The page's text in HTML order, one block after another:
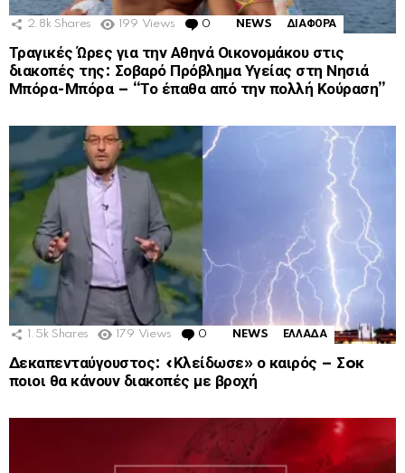
2.8k Shares 199 Views 0 Comments
NEWS ΔΙΑΦΟΡΑ
Τραγικές Ώρες για την Αθηνά Οικονομάκου στις
διακοπές της: Σοβαρό Πρόβλημα Υγείας στη Νησιά
Μπόρα-Μπόρα – “Το έπαθα από την πολλή Κούραση”
1.5k Shares 179 Views 0 Comments
NEWS ΕΛΛΑΔΑ
Δεκαπενταύγουστος: «Κλείδωσε» ο καιρός – Σoκ
ποιοι θα κάνουν διακοπές με βροχή